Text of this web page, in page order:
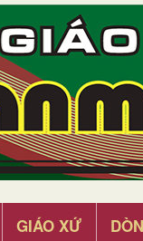
GIÁO XỨ